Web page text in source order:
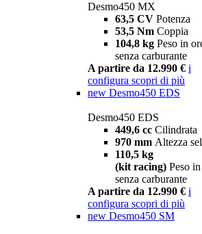
Desmo450 MX
63,5 CV Potenza
53,5 Nm Coppia
104,8 kg Peso in
senza carburante
A partire da 12.990 € i
configura scopri di più
new Desmo450 EDS
Desmo450 EDS
449,6 cc Cilindrata
970 mm Altezza
110,5 kg
(kit racing) Peso
senza carburante
A partire da 12.990 € i
configura scopri di più
new Desmo450 SM